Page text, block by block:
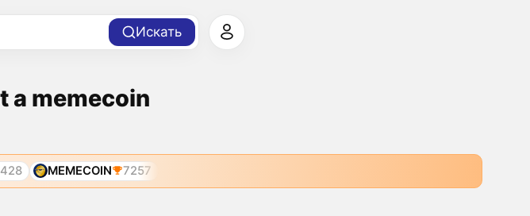
Искать
a memecoin
MEMECOIN 7257